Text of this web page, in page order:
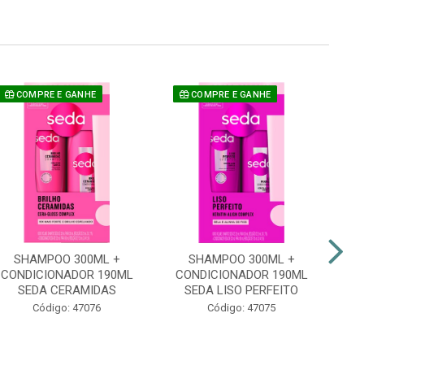
COMPRE E GANHE
SHAMPOO 300ML +
CONDICIONADOR 190ML
SEDA CERAMIDAS
Código: 47076
COMPRE E GANHE
SHAMPOO 300ML +
CONDICIONADOR 190ML
SEDA LISO PERFEITO
Código: 47075